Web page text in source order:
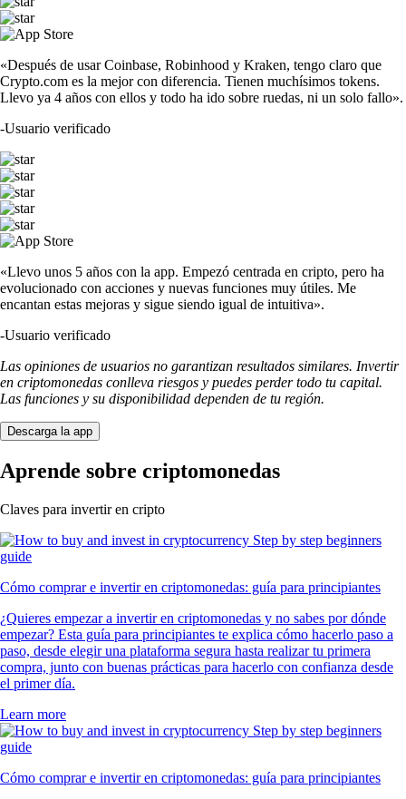
«Después de usar Coinbase, Robinhood y Kraken, tengo claro que
Crypto.com es la mejor con diferencia. Tienen muchísimos tokens.
Llevo ya 4 años con ellos y todo ha ido sobre ruedas, ni un solo fallo».
-Usuario verificado
«Llevo unos 5 años con la app. Empezó centrada en cripto, pero ha
evolucionado con acciones y nuevas funciones muy útiles. Me
encantan estas mejoras y sigue siendo igual de intuitiva».
-Usuario verificado
Las opiniones de usuarios no garantizan resultados similares. Invertir
en criptomonedas conlleva riesgos y puedes perder todo tu capital.
Las funciones y su disponibilidad dependen de tu región.
Descarga la app
Aprende sobre criptomonedas
Claves para invertir en cripto
Cómo comprar e invertir en criptomonedas: guía para principiantes
¿Quieres empezar a invertir en criptomonedas y no sabes por dónde
empezar? Esta guía para principiantes te explica cómo hacerlo paso a
paso, desde elegir una plataforma segura hasta realizar tu primera
compra, junto con buenas prácticas para hacerlo con confianza desde
el primer día.
Learn more
Cómo comprar e invertir en criptomonedas: guía para principiantes